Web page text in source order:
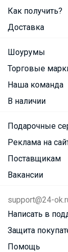
Как получить?
Доставка
Шоурумы
Торговые
Наша команда
В наличии
Подарочные
Реклама на
Поставщикам
Вакансии
support@24-
Написать в
Защита
Помощь